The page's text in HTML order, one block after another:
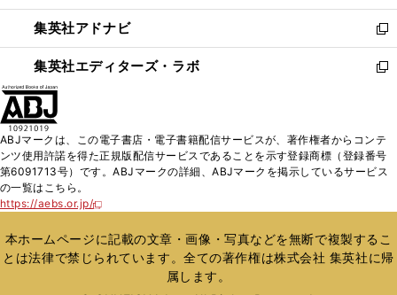
開
く
ウ
で
開
く
ン
ド
ウ
で
ウ
ィ
ン
ド
く
集英社アドナビ
新
し
い
ド
ウ
で
集英社エディターズ・ラボ
新
ィ
ン
開
く
ABJマークは、この電子書店・電子書籍配信サービスが、著作権者からコンテ
ンツ使用許諾を得た正規版配信サービスであることを示す登録商標（登録番号
第6091713号）です。ABJマークの詳細、ABJマークを掲示しているサービス
の一覧はこちら。
https://aebs.or.jp/
新
い
ウ
ィ
本ホームページに記載の文章・画像・写真などを無断で複製するこ
とは法律で禁じられています。全ての著作権は株式会社 集英社に帰
属します。